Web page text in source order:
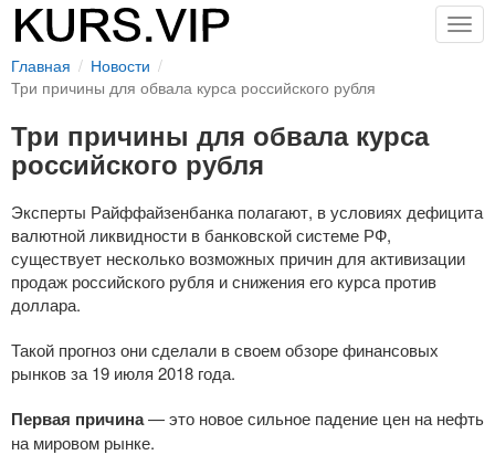
Главная
Новости
Три причины для обвала курса российского рубля
Три причины для обвала курса
российского рубля
Эксперты Райффайзенбанка полагают, в условиях дефицита
валютной ликвидности в банковской системе РФ,
существует несколько возможных причин для активизации
продаж российского рубля и снижения его курса против
доллара.
Такой прогноз они сделали в своем обзоре финансовых
рынков за 19 июля 2018 года.
Первая причина— это новое сильное падение цен на нефть
на мировом рынке.